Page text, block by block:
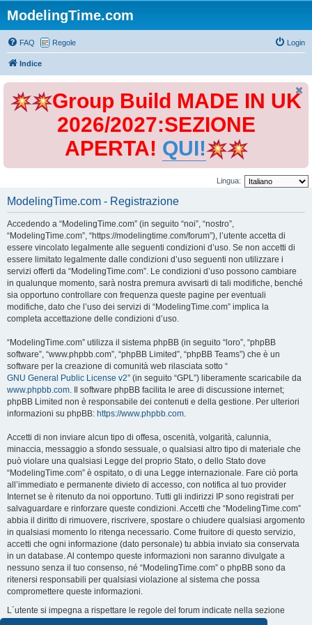
ModelingTime.com
FAQ Regole Login
Indice
Group Build MADE IN UK
2026/2027:SEZIONE
APERTA! QUI!
Lingua:
ModelingTime.com - Registrazione
Accedendo a “ModelingTime.com” (in seguito “noi”, “nostro”,
“ModelingTime.com”, “https://modelingtime.com/forum”), l’utente accetta di
essere vincolato legalmente alle seguenti condizioni d’uso. Se non accetti di
essere limitato legalmente dalle condizioni d’uso seguenti non utilizzare i
servizi offerti da “ModelingTime.com”. Le condizioni d’uso possono cambiare
in qualunque momento, sarà nostra premura avvisarti di tali modifiche, benché
sia opportuno controllare con frequenza queste pagine per eventuali
modifiche, dato che l’uso dei servizi di “ModelingTime.com” implica la
completa accettazione delle condizioni d’uso.
“ModelingTime.com” utilizza il sistema phpBB (in seguito “loro”, “phpBB
software”, “www.phpbb.com”, “phpBB Limited”, “phpBB Teams”) che è un
software per la creazione di comunità web rilasciata sotto “
GNU General Public License v2” (in seguito “GPL”) liberamente scaricabile da
www.phpbb.com. Il software phpBB facilita le aree di discussione internet;
phpBB Limited non è responsabile dei contenuti e della gestione. Per ulteriori
informazioni su phpBB: https://www.phpbb.com.
Accetti di non inviare alcun tipo di offesa, oscenità, volgarità, calunnia,
minaccia, messaggio a sfondo sessuale, o qualsiasi altro tipo di materiale che
può violare una qualsiasi Legge del proprio Stato, o dello Stato dove
“ModelingTime.com” è ospitato, o di una Legge internazionale. Fare ciò porta
all’immediato e permanente divieto di accesso, con notifica al tuo provider
Internet se è ritenuto da noi opportuno. Tutti gli indirizzi IP sono registrati per
salvaguardare e rinforzare queste condizioni. Accetti che “ModelingTime.com”
abbia il diritto di rimuovere, riscrivere, spostare o chiudere qualsiasi argomento
in qualsiasi momento lo ritenga necessario. Come fruitore di questo servizio,
accetti che ogni informazione (dato personale) tu abbia inviato sia conservata
in un database. Al contempo queste informazioni non saranno divulgate a
nessuno senza il tuo consenso, né “ModelingTime.com” o phpBB sono da
ritenersi responsabili per qualsiasi violazione al sistema che possa
compromettere queste informazioni.
L´utente si impegna a rispettare le regole del forum indicate nella sezione